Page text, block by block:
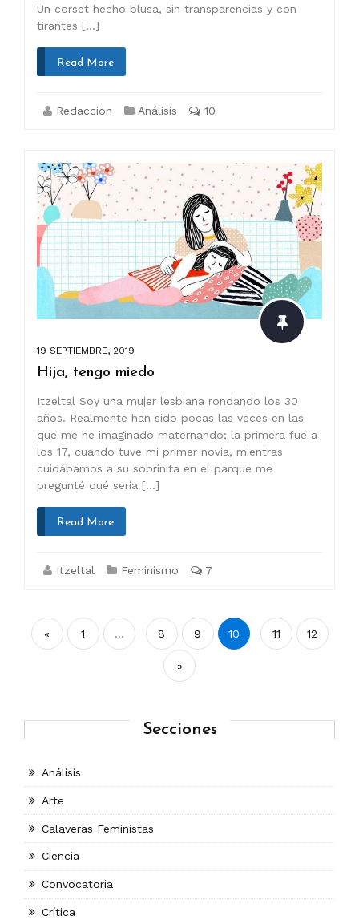
Un corset hecho blusa, sin transparencias y con
tirantes […]
Read More
Redaccion Análisis 10
19 SEPTIEMBRE, 2019
Hija, tengo miedo
Itzeltal Soy una mujer lesbiana rondando los 30
años. Realmente han sido pocas las veces en las
que me he imaginado maternando; la primera fue a
los 17, cuando tuve mi primer novia, mientras
cuidábamos a su sobrinita en el parque me
pregunté qué sería […]
Read More
Itzeltal Feminismo 7
Paginación
de
« 1 … 8 9 10 11 12
»
Secciones
Análisis
Arte
Calaveras Feministas
Ciencia
Convocatoria
Crítica